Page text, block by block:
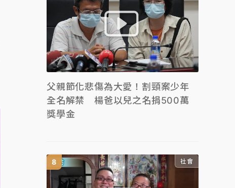
父親節化悲傷為大愛！割頸案少年
全名解禁 楊爸以兒之名捐500萬
獎學金
社會